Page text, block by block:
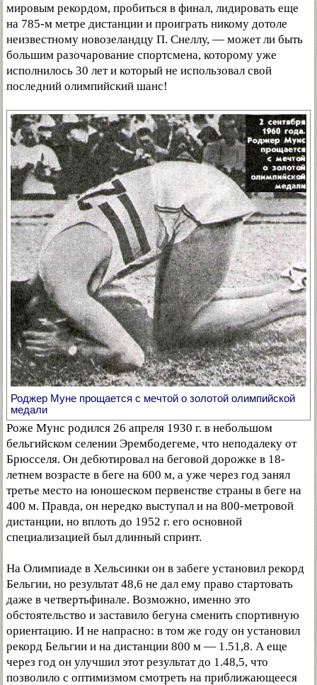
мировым рекордом, пробиться в финал, лидировать еще
на 785-м метре дистанции и проиграть никому дотоле
неизвестному новозеландцу П. Снеллу, — может ли быть
большим разочарование спортсмена, которому уже
исполнилось 30 лет и который не использовал свой
последний олимпийский шанс!
Роджер Муне прощается с мечтой о золотой олимпийской
медали
Роже Мунс родился 26 апреля 1930 г. в небольшом
бельгийском селении Эрембодегеме, что неподалеку от
Брюсселя. Он дебютировал на беговой дорожке в 18-
летнем возрасте в беге на 600 м, а уже через год занял
третье место на юношеском первенстве страны в беге на
400 м. Правда, он нередко выступал и на 800-метровой
дистанции, но вплоть до 1952 г. его основной
специализацией был длинный спринт.
На Олимпиаде в Хельсинки он в забеге установил рекорд
Бельгии, но результат 48,6 не дал ему право стартовать
даже в четвертьфинале. Возможно, именно это
обстоятельство и заставило бегуна сменить спортивную
ориентацию. И не напрасно: в том же году он установил
рекорд Бельгии и на дистанции 800 м — 1.51,8. А еще
через год он улучшил этот результат до 1.48,5, что
позволило с оптимизмом смотреть на приближающееся